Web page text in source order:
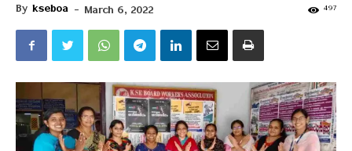
By kseboa - March 6, 2022 497